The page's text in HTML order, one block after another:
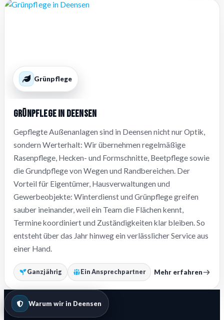
Grünpflege
Grünpflege in Deensen
Gepflegte Außenanlagen sind in Deensen nicht nur Optik,
sondern Werterhalt: Wir übernehmen regelmäßige
Rasenpflege, Hecken- und Formschnitte, Beetpflege sowie
die Grundpflege von Wegen und Randbereichen. Der
Vorteil für Eigentümer, Hausverwaltungen und
Gewerbeobjekte: Winterdienst und Grünpflege greifen
sauber ineinander, weil ein Team die Flächen kennt,
Termine koordiniert und Zuständigkeiten klar bleiben. So
entsteht über das Jahr hinweg ein verlässlicher Service aus
einer Hand.
Ganzjährig Ein Ansprechpartner Mehr erfahren
Warum wir in Deensen